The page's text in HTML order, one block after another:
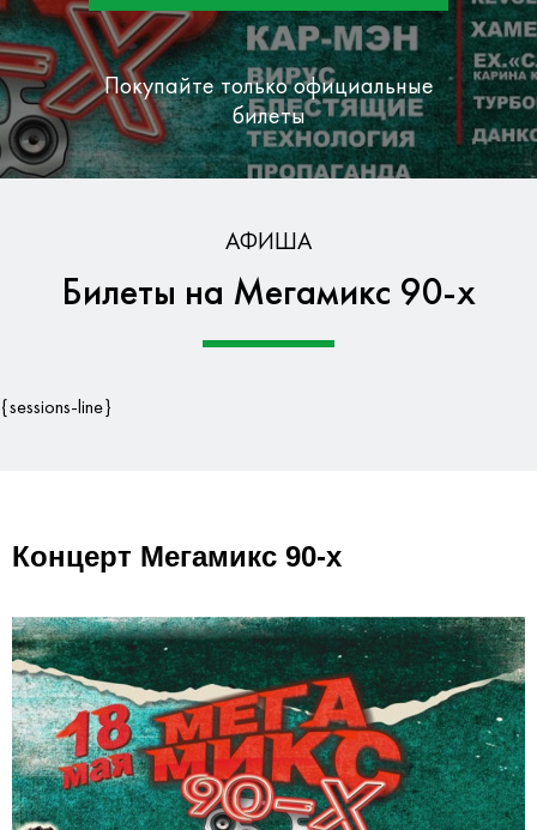
Покупайте только официальные
билеты
Гарантия безопасности данных
АФИША
Билеты на Мегамикс 90-х
{sessions-line}
Концерт Мегамикс 90-х